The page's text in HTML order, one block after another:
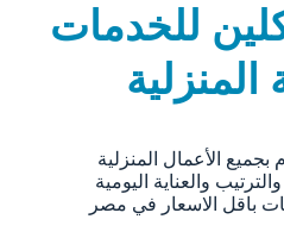
للخدمات
المنزلية
الأعمال المنزلية
والعناية اليومية
باقل الاسعار في مصر